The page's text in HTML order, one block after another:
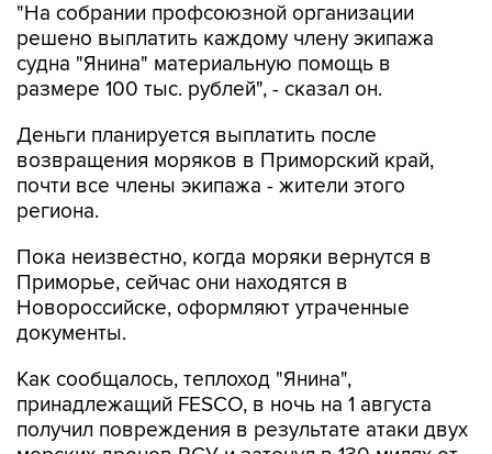
"На собрании профсоюзной организации
решено выплатить каждому члену экипажа
судна "Янина" материальную помощь в
размере 100 тыс. рублей", - сказал он.
Деньги планируется выплатить после
возвращения моряков в Приморский край,
почти все члены экипажа - жители этого
региона.
Пока неизвестно, когда моряки вернутся в
Приморье, сейчас они находятся в
Новороссийске, оформляют утраченные
документы.
Как сообщалось, теплоход "Янина",
принадлежащий FESCO, в ночь на 1 августа
получил повреждения в результате атаки двух